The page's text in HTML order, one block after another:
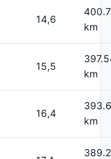
14,6
km
15,5
km
16,4
km